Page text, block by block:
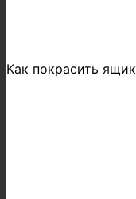
Как покрасить ящик